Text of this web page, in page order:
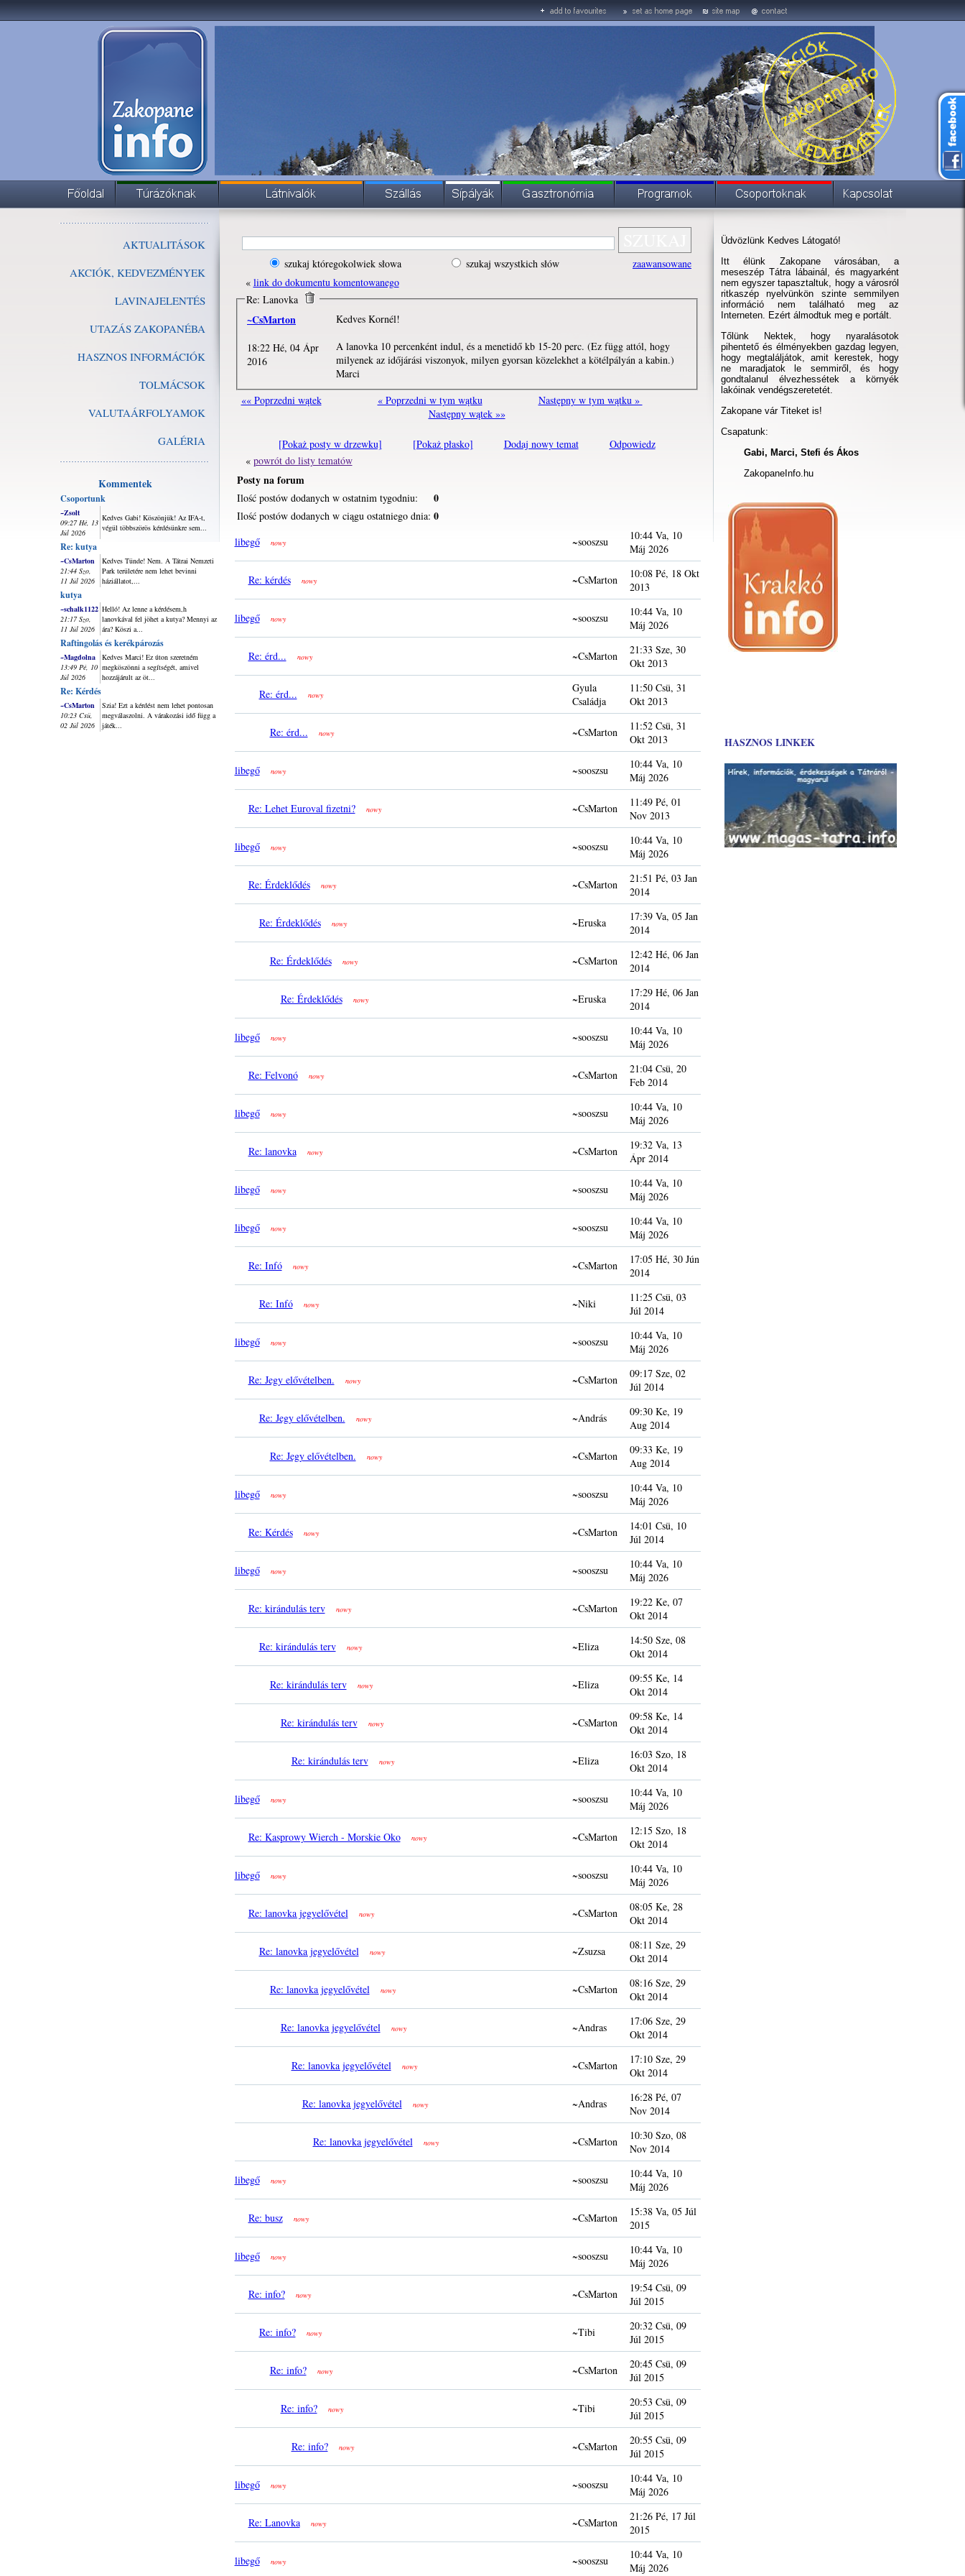
AKTUALITÁSOK
AKCIÓK, KEDVEZMÉNYEK
LAVINAJELENTÉS
UTAZÁS ZAKOPANÉBA
HASZNOS INFORMÁCIÓK
TOLMÁCSOK
VALUTAÁRFOLYAMOK
GALÉRIA
Kommentek
Csoportunk
~Zsolt
09:27 Hé, 13
Júl 2026
Kedves Gabi! Köszönjük! Az IFA-t,
végül többszörös kérdésünkre sem...
Re: kutya
~CsMarton
21:44 Szo,
11 Júl 2026
Kedves Tünde! Nem. A Tátrai Nemzeti
Park területére nem lehet bevinni
háziállatot,...
kutya
~schalk1122
21:17 Szo,
11 Júl 2026
Helló! Az lenne a kérdésem,h
lanovkával fel jöhet a kutya? Mennyi az
ára? Köszi a...
Raftingolás és kerékpározás
~Magdolna
13:49 Pé, 10
Júl 2026
Kedves Marci! Ez úton szeretném
megköszönni a segítségét, amivel
hozzájárult az öt...
Re: Kérdés
~CsMarton
10:23 Csü,
02 Júl 2026
Szia! Ezt a kérdést nem lehet pontosan
megválaszolni. A várakozási idő függ a
játék...
szukaj któregokolwiek słowa szukaj wszystkich słów
zaawansowane
« link do dokumentu komentowanego
Re: Lanovka
~CsMarton
18:22 Hé, 04 Ápr
2016
Kedves Kornél!
A lanovka 10 percenként indul, és a menetidő kb 15-20 perc. (Ez függ attól, hogy
milyenek az időjárási viszonyok, milyen gyorsan közelekhet a kötélpályán a kabin.)
Marci
«« Poprzedni wątek
« Poprzedni w tym wątku
Następny w tym wątku »
Następny wątek »»
[Pokaż posty w drzewku] [Pokaż płasko] Dodaj nowy temat
Odpowiedz
« powrót do listy tematów
Posty na forum
Ilość postów dodanych w ostatnim tygodniu: 0
Ilość postów dodanych w ciągu ostatniego dnia: 0
libegő nowy ~sooszsu
10:44 Va, 10
Máj 2026
Re: kérdés nowy ~CsMarton
10:08 Pé, 18 Okt
2013
libegő nowy ~sooszsu
10:44 Va, 10
Máj 2026
Re: érd... nowy ~CsMarton
21:33 Sze, 30
Okt 2013
Re: érd... nowy
Gyula
Családja
11:50 Csü, 31
Okt 2013
Re: érd... nowy ~CsMarton
11:52 Csü, 31
Okt 2013
libegő nowy ~sooszsu
10:44 Va, 10
Máj 2026
Re: Lehet Euroval fizetni? nowy ~CsMarton
11:49 Pé, 01
Nov 2013
libegő nowy ~sooszsu
10:44 Va, 10
Máj 2026
Re: Érdeklődés nowy ~CsMarton
21:51 Pé, 03 Jan
2014
Re: Érdeklődés nowy ~Eruska
17:39 Va, 05 Jan
2014
Re: Érdeklődés nowy ~CsMarton
12:42 Hé, 06 Jan
2014
Re: Érdeklődés nowy ~Eruska
17:29 Hé, 06 Jan
2014
libegő nowy ~sooszsu
10:44 Va, 10
Máj 2026
Re: Felvonó nowy ~CsMarton
21:04 Csü, 20
Feb 2014
libegő nowy ~sooszsu
10:44 Va, 10
Máj 2026
Re: lanovka nowy ~CsMarton
19:32 Va, 13
Ápr 2014
libegő nowy ~sooszsu
10:44 Va, 10
Máj 2026
libegő nowy ~sooszsu
10:44 Va, 10
Máj 2026
Re: Infó nowy ~CsMarton
17:05 Hé, 30 Jún
2014
Re: Infó nowy ~Niki
11:25 Csü, 03
Júl 2014
libegő nowy ~sooszsu
10:44 Va, 10
Máj 2026
Re: Jegy elővételben. nowy ~CsMarton
09:17 Sze, 02
Júl 2014
Re: Jegy elővételben. nowy ~András
09:30 Ke, 19
Aug 2014
Re: Jegy elővételben. nowy ~CsMarton
09:33 Ke, 19
Aug 2014
libegő nowy ~sooszsu
10:44 Va, 10
Máj 2026
Re: Kérdés nowy ~CsMarton
14:01 Csü, 10
Júl 2014
libegő nowy ~sooszsu
10:44 Va, 10
Máj 2026
Re: kirándulás terv nowy ~CsMarton
19:22 Ke, 07
Okt 2014
Re: kirándulás terv nowy ~Eliza
14:50 Sze, 08
Okt 2014
Re: kirándulás terv nowy ~Eliza
09:55 Ke, 14
Okt 2014
Re: kirándulás terv nowy ~CsMarton
09:58 Ke, 14
Okt 2014
Re: kirándulás terv nowy ~Eliza
16:03 Szo, 18
Okt 2014
libegő nowy ~sooszsu
10:44 Va, 10
Máj 2026
Re: Kasprowy Wierch - Morskie Oko nowy ~CsMarton
12:15 Szo, 18
Okt 2014
libegő nowy ~sooszsu
10:44 Va, 10
Máj 2026
Re: lanovka jegyelővétel nowy ~CsMarton
08:05 Ke, 28
Okt 2014
Re: lanovka jegyelővétel nowy ~Zsuzsa
08:11 Sze, 29
Okt 2014
Re: lanovka jegyelővétel nowy ~CsMarton
08:16 Sze, 29
Okt 2014
Re: lanovka jegyelővétel nowy ~Andras
17:06 Sze, 29
Okt 2014
Re: lanovka jegyelővétel nowy ~CsMarton
17:10 Sze, 29
Okt 2014
Re: lanovka jegyelővétel nowy ~Andras
16:28 Pé, 07
Nov 2014
Re: lanovka jegyelővétel nowy ~CsMarton
10:30 Szo, 08
Nov 2014
libegő nowy ~sooszsu
10:44 Va, 10
Máj 2026
Re: busz nowy ~CsMarton
15:38 Va, 05 Júl
2015
libegő nowy ~sooszsu
10:44 Va, 10
Máj 2026
Re: info? nowy ~CsMarton
19:54 Csü, 09
Júl 2015
Re: info? nowy ~Tibi
20:32 Csü, 09
Júl 2015
Re: info? nowy ~CsMarton
20:45 Csü, 09
Júl 2015
Re: info? nowy ~Tibi
20:53 Csü, 09
Júl 2015
Re: info? nowy ~CsMarton
20:55 Csü, 09
Júl 2015
libegő nowy ~sooszsu
10:44 Va, 10
Máj 2026
Re: Lanovka nowy ~CsMarton
21:26 Pé, 17 Júl
2015
libegő nowy ~sooszsu
10:44 Va, 10
Máj 2026
Üdvözlünk Kedves Látogató!
Itt élünk Zakopane városában, a
meseszép Tátra lábainál, és magyarként
nem egyszer tapasztaltuk, hogy a városról
ritkaszép nyelvünkön szinte semmilyen
információ nem található meg az
Interneten. Ezért álmodtuk meg e portált.
Tőlünk Nektek, hogy nyaralásotok
pihentető és élményekben gazdag legyen,
hogy megtaláljátok, amit kerestek, hogy
ne maradjatok le semmiről, és hogy
gondtalanul élvezhessétek a környék
lakóinak vendégszeretetét.
Zakopane vár Titeket is!
Csapatunk:
Gabi, Marci, Stefi és Ákos
ZakopaneInfo.hu
HASZNOS LINKEK